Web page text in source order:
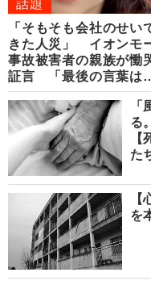
話題
「そもそも会社のせい
きた人災」 イオンモ
事故被害者の親族が慟
証言 「最後の言葉は
る
た
を